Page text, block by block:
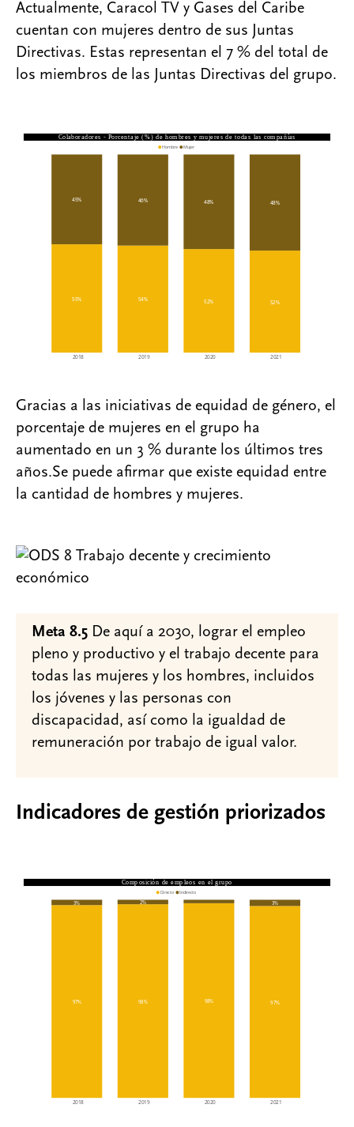
Actualmente, Caracol TV y Gases del Caribe
cuentan con mujeres dentro de sus Juntas
Directivas. Estas representan el 7 % del total de
los miembros de las Juntas Directivas del grupo.
Gracias a las iniciativas de equidad de género, el
porcentaje de mujeres en el grupo ha
aumentado en un 3 % durante los últimos tres
años.Se puede afirmar que existe equidad entre
la cantidad de hombres y mujeres.
Meta 8.5 De aquí a 2030, lograr el empleo
pleno y productivo y el trabajo decente para
todas las mujeres y los hombres, incluidos
los jóvenes y las personas con
discapacidad, así como la igualdad de
remuneración por trabajo de igual valor.
Indicadores de gestión priorizados